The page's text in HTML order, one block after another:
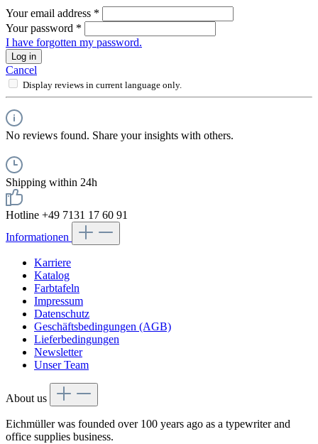
Your email address *
Your password *
I have forgotten my password.
Log in
Cancel
Display reviews in current language only.
No reviews found. Share your insights with others.
Shipping within 24h
Hotline +49 7131 17 60 91
Informationen
Karriere
Katalog
Farbtafeln
Impressum
Datenschutz
Geschäftsbedingungen (AGB)
Lieferbedingungen
Newsletter
Unser Team
About us
Eichmüller was founded over 100 years ago as a typewriter and
office supplies business.